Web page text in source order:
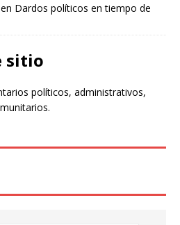
en Dardos políticos en tiempo de
sitio
políticos, administrativos,